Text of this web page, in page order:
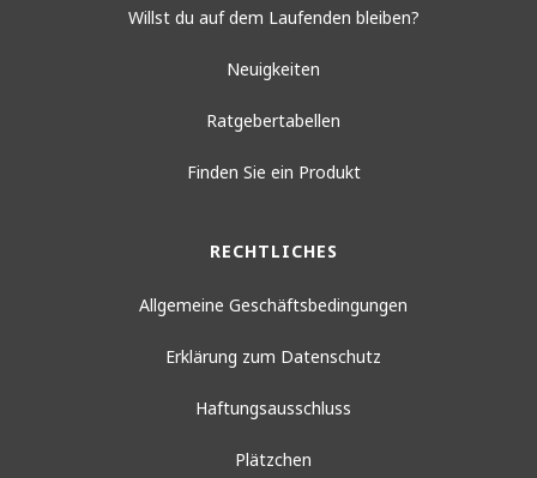
Netz verwendet wird.
Transportwesen über den
industriellen Tiefbau bis hin zu
die richtigen Netzlösungen für all
diese Bereiche geliefert. Auch hier
Willst du auf dem Laufenden bleiben?
Neuigkeiten
Ratgebertabellen
Finden Sie ein Produkt
RECHTLICHES
Allgemeine Geschäftsbedingungen
Erklärung zum Datenschutz
Haftungsausschluss
Plätzchen